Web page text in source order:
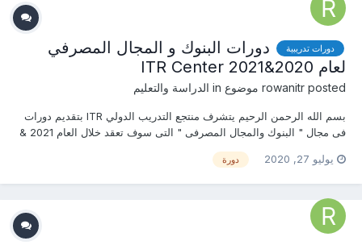
دورات تدريبية
دورات البنوك و المجال المصرفي
لعام 2020&2021 ITR Center
rowanitr posted موضوع in الدراسة والتعليم
بسم الله الرحمن الرحيم يتشرف منتجع التدريب الدولي ITR بتقديم دورات
فى مجال " البنوك والمجال المصرفى " التى سوف تعقد خلال العام 2021 &
للتواصل والإستفسار ومعرفة المحتوي العلمى ) يرجى الاتصال بـ الأستاذ...
يوليو 27, 2020 دورة